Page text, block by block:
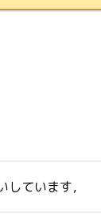
ています，